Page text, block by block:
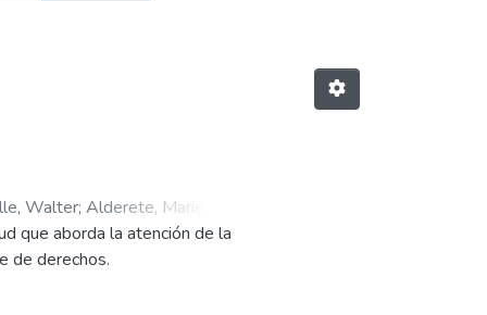
Walter; Alderete, Mariela
Fernando;Keller, Victoria
que aborda la atención de la
de derechos.